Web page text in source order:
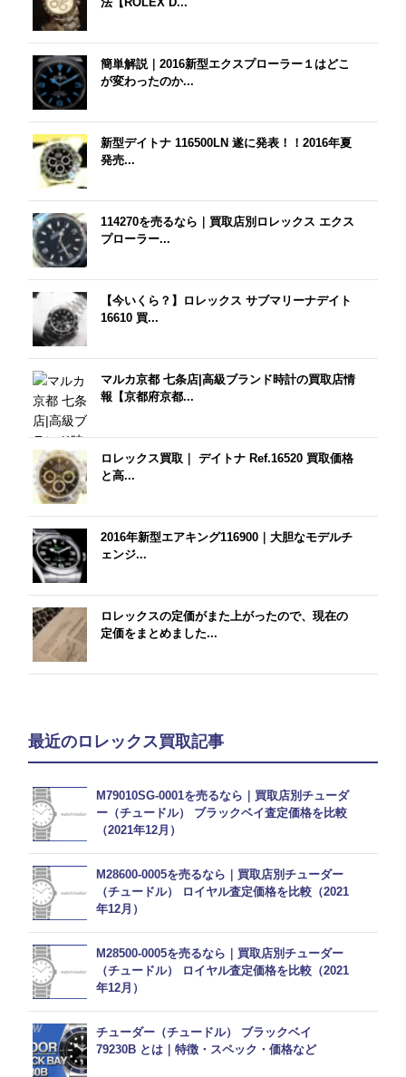
簡単解説｜2016新型エクスプローラー１はどこ
が変わったのか...
新型デイトナ 116500LN 遂に発表！！2016年夏
発売...
114270を売るなら｜買取店別ロレックス エクス
プローラー...
【今いくら？】ロレックス サブマリーナデイト
16610 買...
マルカ京都 七条店|高級ブランド時計の買取店情
報【京都府京都...
ロレックス買取｜ デイトナ Ref.16520 買取価格
と高...
2016年新型エアキング116900｜大胆なモデルチ
ェンジ...
ロレックスの定価がまた上がったので、現在の
定価をまとめました...
最近のロレックス買取記事
M79010SG-0001を売るなら｜買取店別チューダ
ー（チュードル） ブラックベイ査定価格を比較
（2021年12月）
M28600-0005を売るなら｜買取店別チューダー
（チュードル） ロイヤル査定価格を比較（2021
年12月）
M28500-0005を売るなら｜買取店別チューダー
（チュードル） ロイヤル査定価格を比較（2021
年12月）
チューダー（チュードル） ブラックベイ
79230B とは｜特徴・スペック・価格など